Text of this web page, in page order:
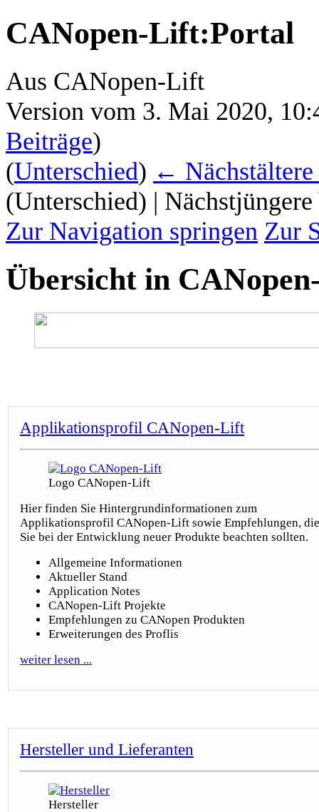
CANopen-Lift:Portal
Aus CANopen-Lift
Version vom 3. Mai 2020,
Beiträge)
(Unterschied) ← Nächstältere
(Unterschied) |
Zur Navigation springen Zur
Übersicht in
Applikationsprofil CANopen-Lift
Logo CANopen-Lift
Hier finden Sie Hintergrundinformationen zum
Applikationsprofil CANopen-Lift sowie Empfehlungen, die
Sie bei der Entwicklung neuer Produkte beachten sollten.
Allgemeine Informationen
Aktueller Stand
Application Notes
CANopen-Lift Projekte
Empfehlungen zu CANopen Produkten
Erweiterungen des Proflis
weiter lesen ...
Hersteller und Lieferanten
Hersteller